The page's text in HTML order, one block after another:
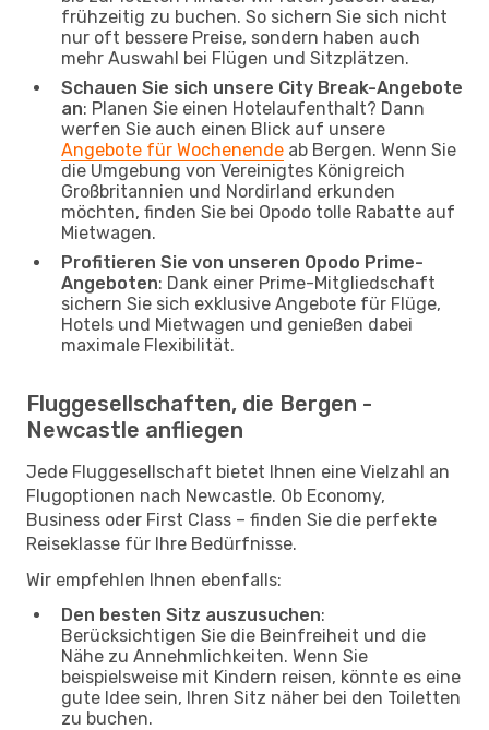
frühzeitig zu buchen. So sichern Sie sich nicht
nur oft bessere Preise, sondern haben auch
mehr Auswahl bei Flügen und Sitzplätzen.
Schauen Sie sich unsere City Break-Angebote
an: Planen Sie einen Hotelaufenthalt? Dann
werfen Sie auch einen Blick auf unsere
Angebote für Wochenende ab Bergen. Wenn Sie
die Umgebung von Vereinigtes Königreich
Großbritannien und Nordirland erkunden
möchten, finden Sie bei Opodo tolle Rabatte auf
Mietwagen.
Profitieren Sie von unseren Opodo Prime-
Angeboten: Dank einer Prime-Mitgliedschaft
sichern Sie sich exklusive Angebote für Flüge,
Hotels und Mietwagen und genießen dabei
maximale Flexibilität.
Fluggesellschaften, die Bergen -
Newcastle anfliegen
Jede Fluggesellschaft bietet Ihnen eine Vielzahl an
Flugoptionen nach Newcastle. Ob Economy,
Business oder First Class – finden Sie die perfekte
Reiseklasse für Ihre Bedürfnisse.
Wir empfehlen Ihnen ebenfalls:
Den besten Sitz auszusuchen:
Berücksichtigen Sie die Beinfreiheit und die
Nähe zu Annehmlichkeiten. Wenn Sie
beispielsweise mit Kindern reisen, könnte es eine
gute Idee sein, Ihren Sitz näher bei den Toiletten
zu buchen.